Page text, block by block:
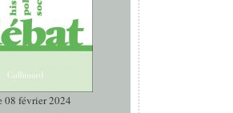
08 février 2024